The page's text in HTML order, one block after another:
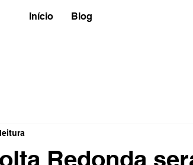
Início Blog
Redonda